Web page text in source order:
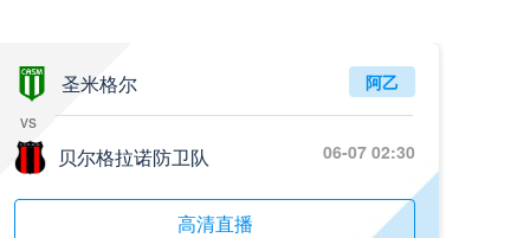
圣米格尔
vs
贝尔格拉诺防卫队
阿乙
06-07 02:30
高清直播